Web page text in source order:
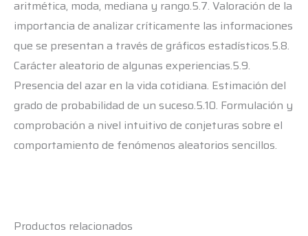
aritmética, moda, mediana y rango.5.7. Valoración de la
importancia de analizar críticamente las informaciones
que se presentan a través de gráficos estadísticos.5.8.
Carácter aleatorio de algunas experiencias.5.9.
Presencia del azar en la vida cotidiana. Estimación del
grado de probabilidad de un suceso.5.10. Formulación y
comprobación a nivel intuitivo de conjeturas sobre el
comportamiento de fenómenos aleatorios sencillos.
Productos relacionados